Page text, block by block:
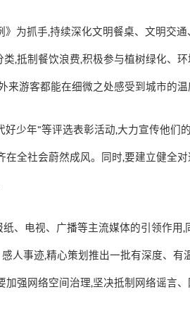
》为抓手,持续深化文明餐桌、文明交
类,抵制餐饮浪费,积极参与植树绿化、环
来游客都能在细微之处感受到城市的温
好少年”等评选表彰活动,大力宣传他们
在全社会蔚然成风。同时,要建立健全
、电视、广播等主流媒体的引领作用 ,
人事迹,精心策划推出一批有深度、有
加强网络空间治理,坚决抵制网络谣言